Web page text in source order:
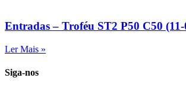
Entradas – Troféu ST2 P50 C50
Ler Mais »
Siga-nos